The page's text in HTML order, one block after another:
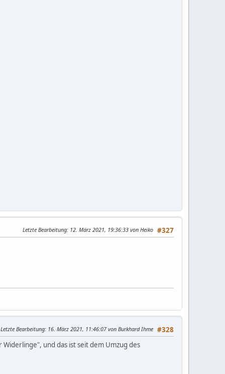
#327
Letzte Bearbeitung: 12. März 2021, 19:36:33 von Heiko
#328
Letzte Bearbeitung: 16. März 2021, 11:46:07 von Burkhard Ihme
und das ist seit dem Umzug des